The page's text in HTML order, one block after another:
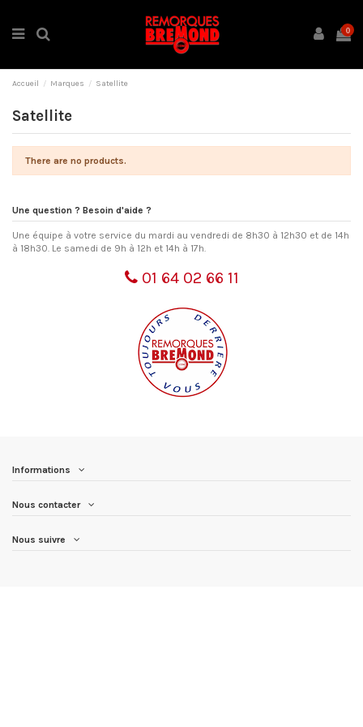
0
Accueil Marques Satellite
Satellite
There are no products.
Une question ? Besoin d'aide ?
Une équipe à votre service du mardi au vendredi de 8h30 à 12h30 et de 14h
à 18h30. Le samedi de 9h à 12h et 14h à 17h.
01 64 02 66 11
Informations
Nous contacter
Nous suivre